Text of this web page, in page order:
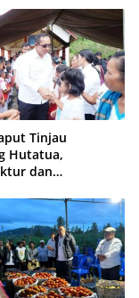
Tinjau
Hutatua,
dan